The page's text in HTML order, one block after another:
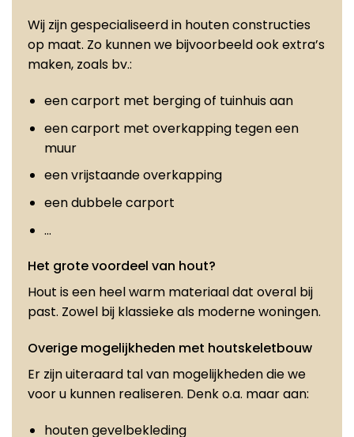
Wij zijn gespecialiseerd in houten constructies
op maat. Zo kunnen we bijvoorbeeld ook extra’s
maken, zoals bv.:
een carport met berging of tuinhuis aan
een carport met overkapping tegen een
muur
een vrijstaande overkapping
een dubbele carport
…
Het grote voordeel van hout?
Hout is een heel warm materiaal dat overal bij
past. Zowel bij klassieke als moderne woningen.
Overige mogelijkheden met houtskeletbouw
Er zijn uiteraard tal van mogelijkheden die we
voor u kunnen realiseren. Denk o.a. maar aan:
houten gevelbekleding